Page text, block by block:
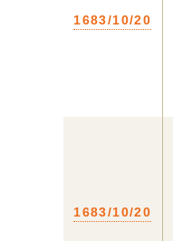
1683/10/20
1683/10/20